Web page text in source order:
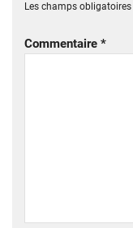
Les champs
Commentaire *